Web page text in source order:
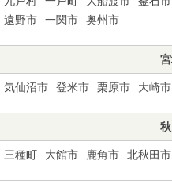
遠野市
一関市 奥州市
気仙沼市 登米市 栗原市 大崎市
三種町 大館市 鹿角市 北秋田市